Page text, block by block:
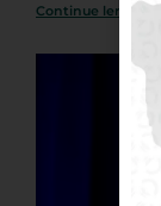
Continue lendo »